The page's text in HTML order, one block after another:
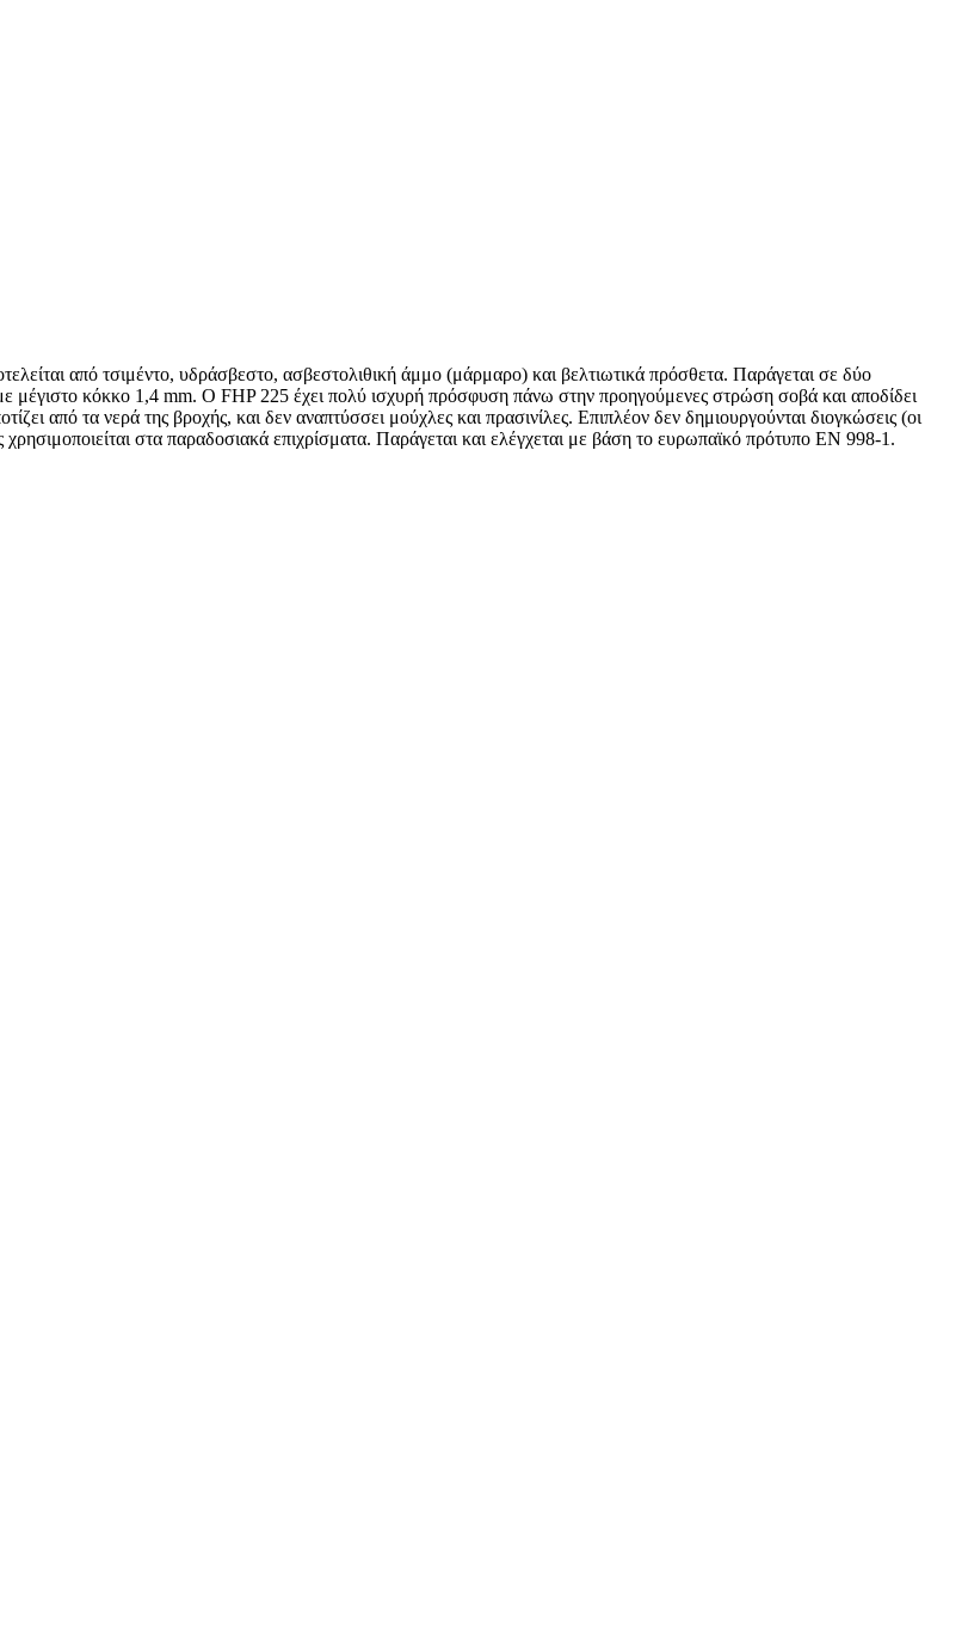
από τσιμέντο, υδράσβεστο, ασβεστολιθική άμμο (μάρμαρο) και βελτιωτικά πρόσθετα. Παράγεται σε δύο
μέγιστο κόκκο 1,4 mm. Ο FHP 225 έχει πολύ ισχυρή πρόσφυση πάνω στην προηγούμενες στρώση σοβά και αποδίδει
από τα νερά της βροχής, και δεν αναπτύσσει μούχλες και πρασινίλες. Επιπλέον δεν δημιουργούνται διογκώσεις (οι
στα παραδοσιακά επιχρίσματα. Παράγεται και ελέγχεται με βάση το ευρωπαϊκό πρότυπο ΕΝ 998-1.